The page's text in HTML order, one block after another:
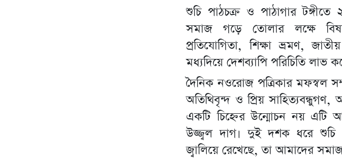
শুচি পাঠচক্র ও পাঠাগার
সমাজ গড়ে তোলার লক্ষে
প্রতিযোগিতা, শিক্ষা ভ্রমণ,
মধ্যদিয়ে দেশব্যাপি পরিচিতি লাভ
দৈনিক নওরোজ পত্রিকার মফস্বল
অতিথিবৃন্দ ও প্রিয়
একটি চিহ্নের উন্মোচন নয় এটি
উজ্জ্বল দাগ। দুই দশক ধরে শুচি
জ্বালিয়ে রেখেছে, তা আমাদের